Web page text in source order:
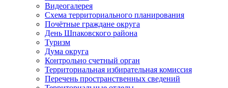
Видеогалерея
Схема территориального планирования
Почётные граждане округа
День Шпаковского района
Туризм
Дума округа
Контрольно счетный орган
Территориальная избирательная комиссия
Перечень пространственных сведений